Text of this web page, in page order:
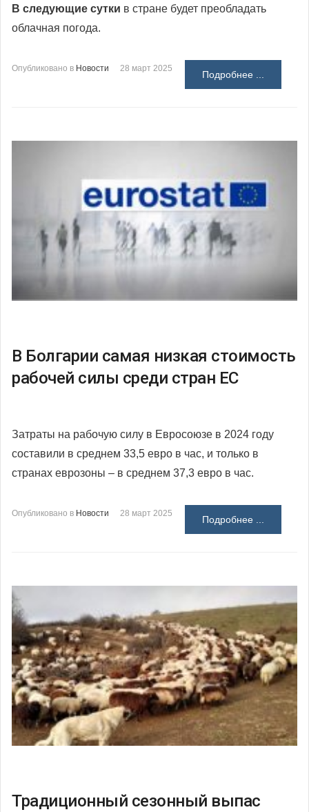
В следующие сутки в стране будет преобладать
облачная погода.
Опубликовано в Новости 28 март 2025
Подробнее ...
В Болгарии самая низкая стоимость
рабочей силы среди стран ЕС
Затраты на рабочую силу в Евросоюзе в 2024 году
составили в среднем 33,5 евро в час, и только в
странах еврозоны – в среднем 37,3 евро в час.
Опубликовано в Новости 28 март 2025
Подробнее ...
Традиционный сезонный выпас